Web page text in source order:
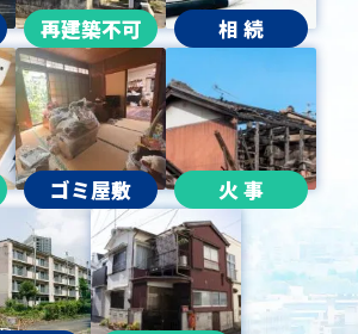
再建築不可 相 続
ゴミ屋敷 火 事